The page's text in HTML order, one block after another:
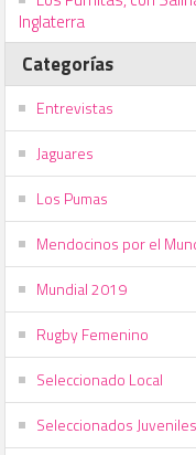
Inglaterra
Categorías
Entrevistas
Jaguares
Los Pumas
Mendocinos por el
Mundial 2019
Rugby Femenino
Seleccionado Local
Seleccionados Juveniles